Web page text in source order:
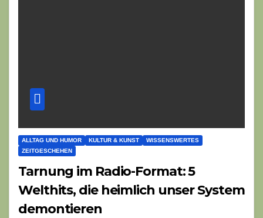
ALLTAG UND HUMOR KULTUR & KUNST
WISSENSWERTES
ZEITGESCHEHEN
Tarnung im Radio-Format: 5
Welthits, die heimlich unser System
demontieren